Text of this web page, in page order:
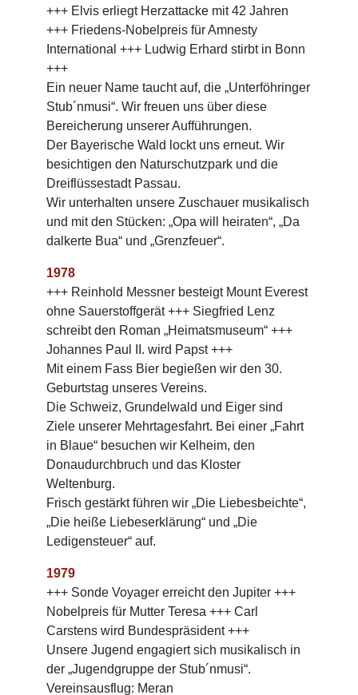
+++ Elvis erliegt Herzattacke mit 42 Jahren
+++ Friedens-Nobelpreis für Amnesty
International +++ Ludwig Erhard stirbt in Bonn
+++
Ein neuer Name taucht auf, die „Unterföhringer
Stub´nmusi“. Wir freuen uns über diese
Bereicherung unserer Aufführungen.
Der Bayerische Wald lockt uns erneut. Wir
besichtigen den Naturschutzpark und die
Dreiflüssestadt Passau.
Wir unterhalten unsere Zuschauer musikalisch
und mit den Stücken: „Opa will heiraten“, „Da
dalkerte Bua“ und „Grenzfeuer“.
1978
+++ Reinhold Messner besteigt Mount Everest
ohne Sauerstoffgerät +++ Siegfried Lenz
schreibt den Roman „Heimatsmuseum“ +++
Johannes Paul II. wird Papst +++
Mit einem Fass Bier begießen wir den 30.
Geburtstag unseres Vereins.
Die Schweiz, Grundelwald und Eiger sind
Ziele unserer Mehrtagesfahrt. Bei einer „Fahrt
in Blaue“ besuchen wir Kelheim, den
Donaudurchbruch und das Kloster
Weltenburg.
Frisch gestärkt führen wir „Die Liebesbeichte“,
„Die heiße Liebeserklärung“ und „Die
Ledigensteuer“ auf.
1979
+++ Sonde Voyager erreicht den Jupiter +++
Nobelpreis für Mutter Teresa +++ Carl
Carstens wird Bundespräsident +++
Unsere Jugend engagiert sich musikalisch in
der „Jugendgruppe der Stub´nmusi“.
Vereinsausflug: Meran